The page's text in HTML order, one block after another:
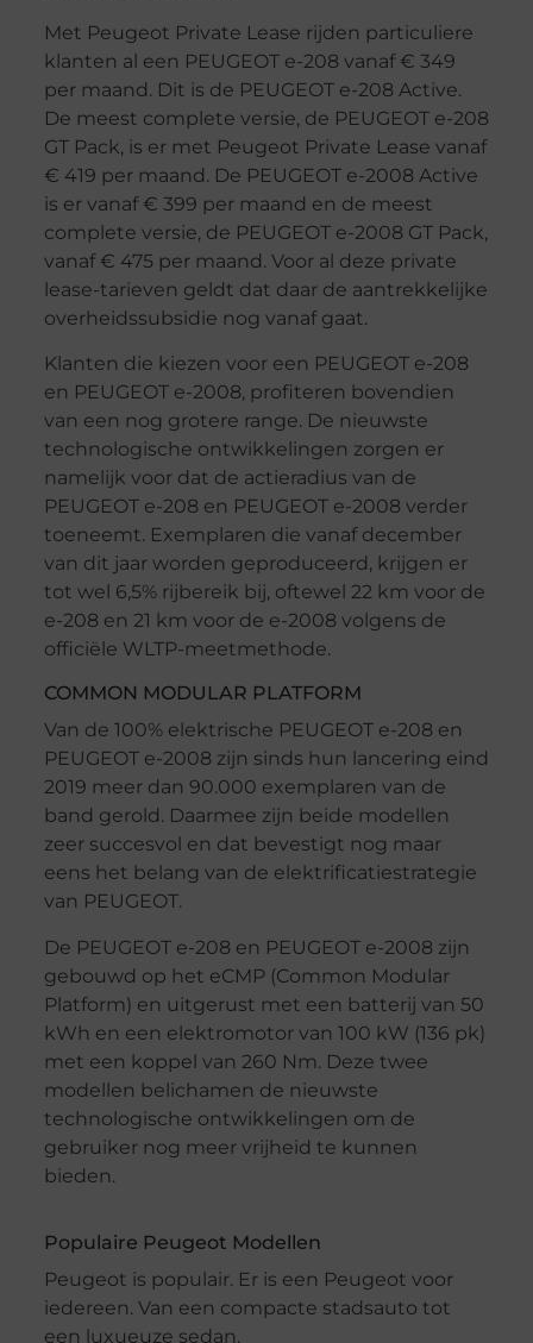
Met Peugeot Private Lease rijden particuliere
klanten al een PEUGEOT e-208 vanaf € 349
per maand. Dit is de PEUGEOT e-208 Active.
De meest complete versie, de PEUGEOT e-208
GT Pack, is er met Peugeot Private Lease vanaf
€ 419 per maand. De PEUGEOT e-2008 Active
is er vanaf € 399 per maand en de meest
complete versie, de PEUGEOT e-2008 GT Pack,
vanaf € 475 per maand. Voor al deze private
lease-tarieven geldt dat daar de aantrekkelijke
overheidssubsidie nog vanaf gaat.
Klanten die kiezen voor een PEUGEOT e-208
en PEUGEOT e-2008, profiteren bovendien
van een nog grotere range. De nieuwste
technologische ontwikkelingen zorgen er
namelijk voor dat de actieradius van de
PEUGEOT e-208 en PEUGEOT e-2008 verder
toeneemt. Exemplaren die vanaf december
van dit jaar worden geproduceerd, krijgen er
tot wel 6,5% rijbereik bij, oftewel 22 km voor de
e-208 en 21 km voor de e-2008 volgens de
officiële WLTP-meetmethode.
COMMON MODULAR PLATFORM
Van de 100% elektrische PEUGEOT e-208 en
PEUGEOT e-2008 zijn sinds hun lancering eind
2019 meer dan 90.000 exemplaren van de
band gerold. Daarmee zijn beide modellen
zeer succesvol en dat bevestigt nog maar
eens het belang van de elektrificatiestrategie
van PEUGEOT.
De PEUGEOT e-208 en PEUGEOT e-2008 zijn
gebouwd op het eCMP (Common Modular
Platform) en uitgerust met een batterij van 50
kWh en een elektromotor van 100 kW (136 pk)
met een koppel van 260 Nm. Deze twee
modellen belichamen de nieuwste
technologische ontwikkelingen om de
gebruiker nog meer vrijheid te kunnen
bieden.
Populaire Peugeot Modellen
Peugeot is populair. Er is een Peugeot voor
iedereen. Van een compacte stadsauto tot
een luxueuze sedan.